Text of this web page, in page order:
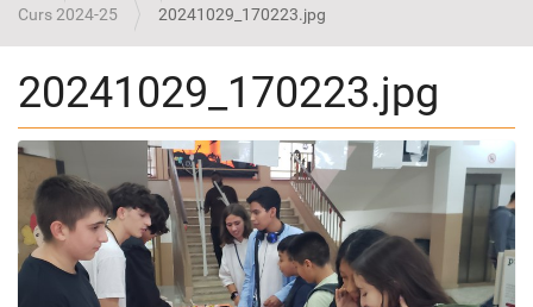
Curs 2024-25
20241029_170223.jpg
20241029_170223.jpg